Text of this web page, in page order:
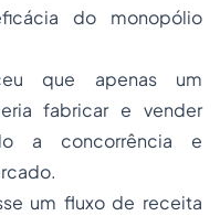
do monopólio
que apenas um
fabricar e vender
a concorrência e
um fluxo de receita